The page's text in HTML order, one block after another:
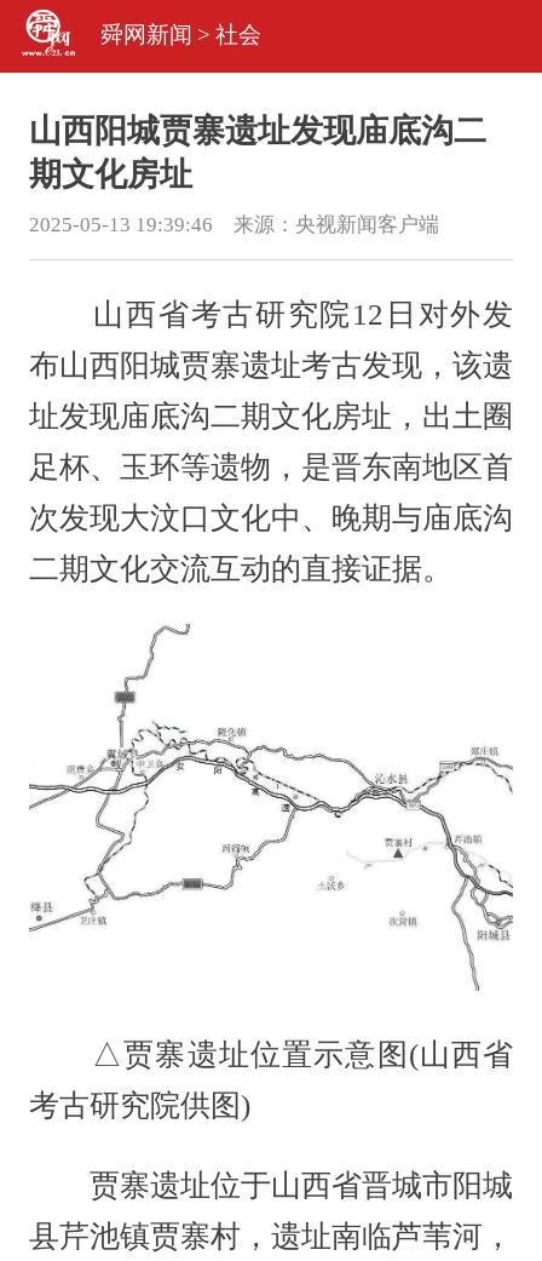
舜网新闻 > 社会
山西阳城贾寨遗址发现庙底沟二
期文化房址
2025-05-13 19:39:46 来源： 央视新闻客户端
山西省考古研究院12日对外发
布山西阳城贾寨遗址考古发现，该遗
址发现庙底沟二期文化房址，出土圈
足杯、玉环等遗物，是晋东南地区首
次发现大汶口文化中、晚期与庙底沟
二期文化交流互动的直接证据。
△贾寨遗址位置示意图(山西省
考古研究院供图)
贾寨遗址位于山西省晋城市阳城
县芹池镇贾寨村，遗址南临芦苇河，